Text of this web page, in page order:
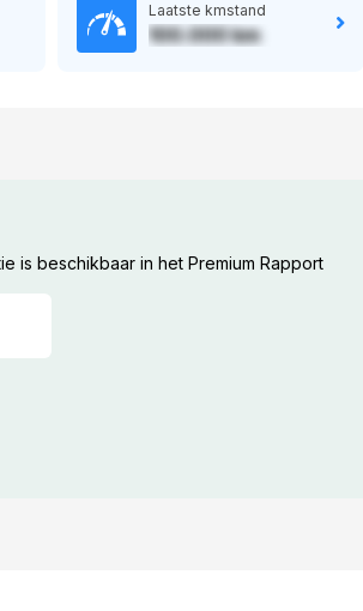
Laatste kmstand
100.000 km
is beschikbaar in het Premium Rapport